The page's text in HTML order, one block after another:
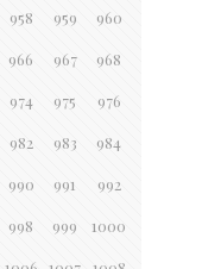
958 959 960
966 967 968
974 975 976
982 983 984
990 991 992
998 999 1000